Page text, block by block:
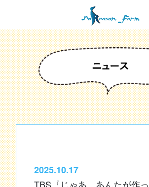
2025.10.17
TBS『じゃあ、あんたが作